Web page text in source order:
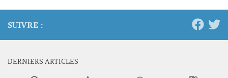
SUIVRE :
DERNIERS ARTICLES